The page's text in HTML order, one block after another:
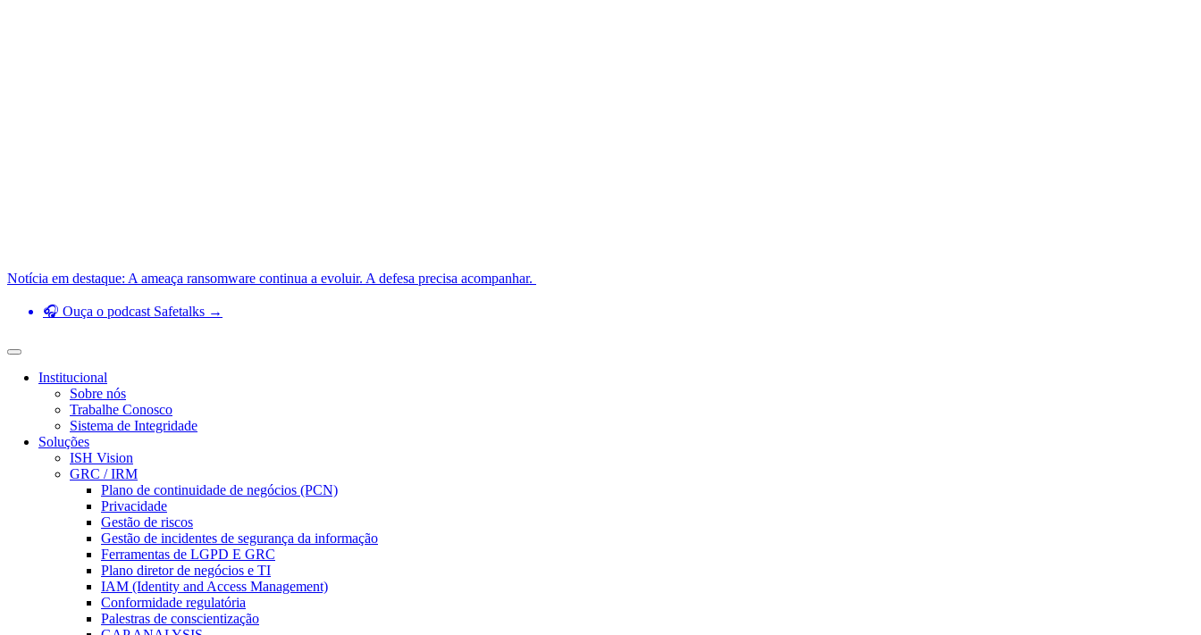
Notícia em destaque: A ameaça ransomware continua a evoluir. A defesa precisa acompanhar.
🎧 Ouça o podcast Safetalks →
Institucional
Sobre nós
Trabalhe Conosco
Sistema de Integridade
Soluções
ISH Vision
GRC / IRM
Plano de continuidade de negócios (PCN)
Privacidade
Gestão de riscos
Gestão de incidentes de segurança da informação
Ferramentas de LGPD E GRC
Plano diretor de negócios e TI
IAM (Identity and Access Management)
Conformidade regulatória
Palestras de conscientização